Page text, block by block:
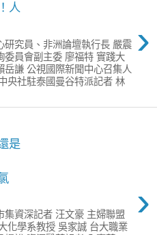
人
›
研究員、非洲論壇執行長 嚴震
委員會副主委 廖福特 實踐大
岳謙 公視國際新聞中心召集人
央社駐泰國曼谷特派記者 林
是
›
集資深記者 汪文豪 主婦聯盟
化學系教授 吳家誠 台大職業